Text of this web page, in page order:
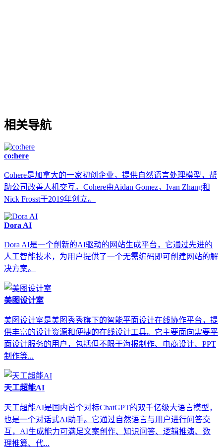
相关导航
co:here
Cohere是加拿大的一家初创企业，提供自然语言处理模型，帮
助公司改善人机交互。Cohere由Aidan Gomez，Ivan Zhang和
Nick Frosst于2019年创立。
Dora AI
Dora AI是一个创新的AI驱动的网站生成平台，它通过先进的
人工智能技术，为用户提供了一个无需编码即可创建网站的解
决方案。
美图设计室
美图设计室是美图秀秀旗下的智能平面设计在线协作平台，提
供丰富的设计资源和便捷的在线设计工具。它主要面向需要平
面设计服务的用户，包括但不限于海报制作、电商设计、PPT
制作等...
天工超能AI
天工超能AI是国内首个对标ChatGPT的双千亿级大语言模型，
也是一个对话式AI助手。它通过自然语言与用户进行问答交
互，AI生成能力可满足文案创作、知识问答、逻辑推演、数
理推算、代...